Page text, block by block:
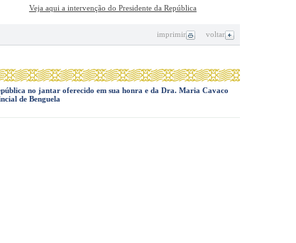
Veja aqui a intervenção do Presidente da República
imprimir voltar
no jantar oferecido em sua honra e da Dra. Maria Cavaco
de Benguela